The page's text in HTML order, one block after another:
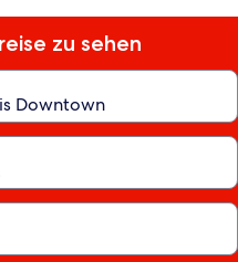
zu sehen